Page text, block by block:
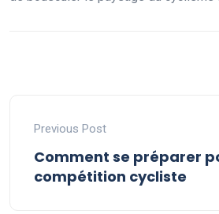
Previous Post
Comment se préparer
compétition cycliste